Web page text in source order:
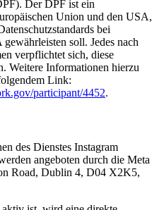
Der DPF ist ein
Union und den USA,
bei
soll. Jedes nach
verpflichtet sich, diese
Weitere Informationen hierzu
Link:
participant/4452.
des Dienstes Instagram
angeboten durch die Meta
Road, Dublin 4, D04 X2K5,